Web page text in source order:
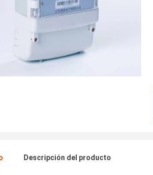
Descripción del producto